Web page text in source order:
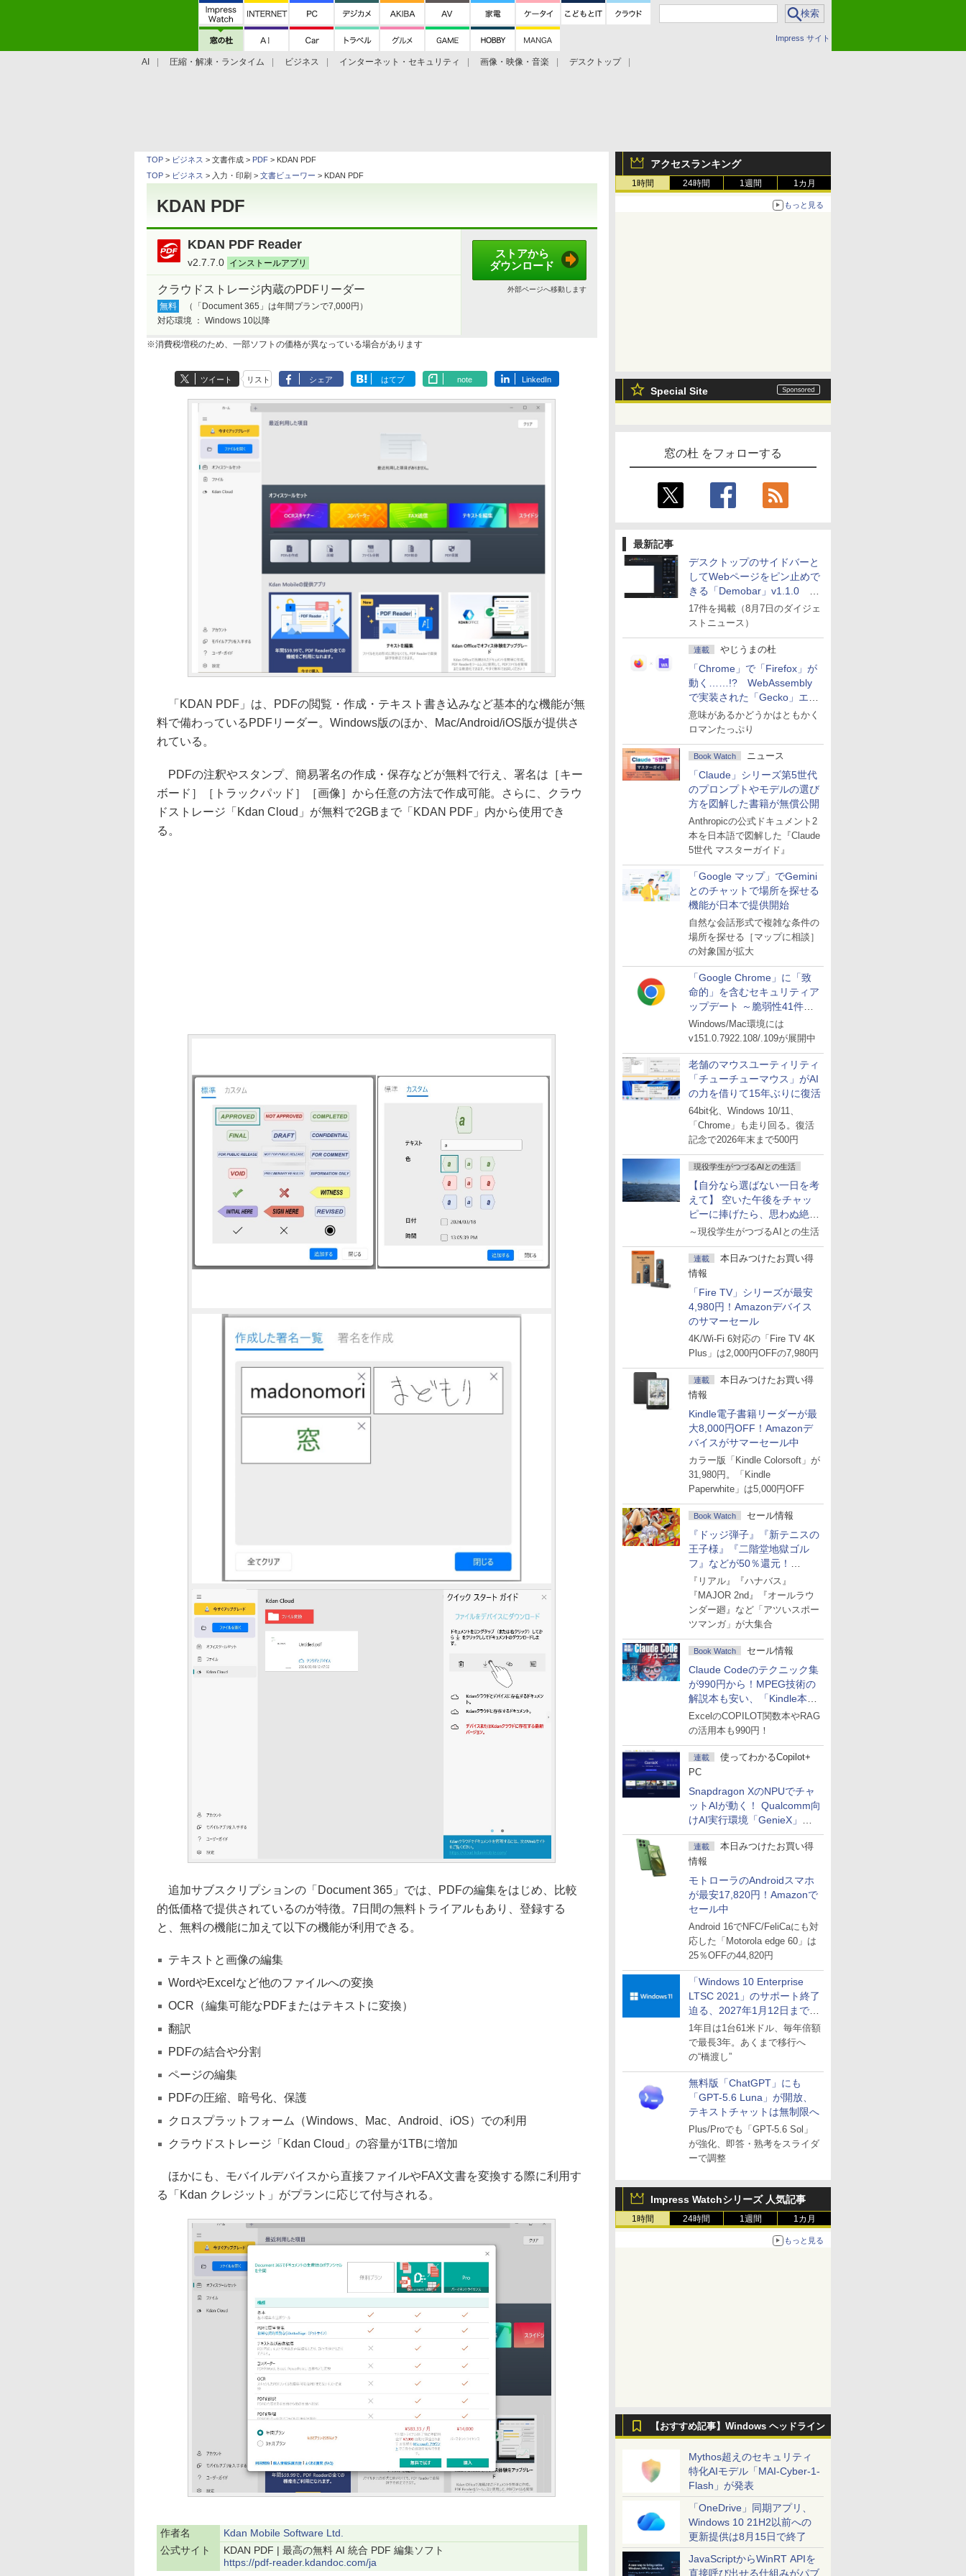
Impress サイト
AI 圧縮・解凍・ランタイム ビジネス インターネット・セキュリティ 画像・映像・音楽
デスクトップ
アクセスランキング
1時間 24時間 1週間 1カ月
もっと見る
Special Site
窓の杜 をフォローする
最新記事
デスクトップのサイドバーと
してWebページをピン止めで
きる「Demobar」v1.1.0 ほ
か
17件を掲載（8月7日のダイジェ
ストニュース）
連載 やじうまの杜
「Chrome」で「Firefox」が
動く……!? WebAssembly
で実装された「Gecko」エン
ジン
意味があるかどうかはともかく
ロマンたっぷり
Book Watch ニュース
「Claude」シリーズ第5世代
のプロンプトやモデルの選び
方を図解した書籍が無償公開
Anthropicの公式ドキュメント2
本を日本語で図解した『Claude
5世代 マスターガイド』
「Google マップ」でGemini
とのチャットで場所を探せる
機能が日本で提供開始
自然な会話形式で複雑な条件の
場所を探せる［マップに相談］
の対象国が拡大
「Google Chrome」に「致
命的」を含むセキュリティア
ップデート ～脆弱性41件に
対処
Windows/Mac環境には
v151.0.7922.108/.109が展開中
老舗のマウスユーティリティ
「チューチューマウス」がAI
の力を借りて15年ぶりに復活
64bit化、Windows 10/11、
「Chrome」も走り回る。復活
記念で2026年末まで500円
現役学生がつづるAIとの生活
【自分なら選ばない一日を考
えて】 空いた午後をチャッ
ピーに捧げたら、思わぬ絶景
に出会った話
～現役学生がつづるAIとの生活
連載
本日みつけたお買い得
情報
「Fire TV」シリーズが最安
4,980円！Amazonデバイス
のサマーセール
4K/Wi-Fi 6対応の「Fire TV 4K
Plus」は2,000円OFFの7,980円
連載
本日みつけたお買い得
情報
Kindle電子書籍リーダーが最
大8,000円OFF！Amazonデ
バイスがサマーセール中
カラー版「Kindle Colorsoft」が
31,980円。「Kindle
Paperwhite」は5,000円OFF
Book Watch セール情報
『ドッジ弾子』『新テニスの
王子様』『二階堂地獄ゴル
フ』などが50％還元！
Amazonマンガ週末セール
『リアル』『ハナバス』
『MAJOR 2nd』『オールラウ
ンダー廻』など「アツいスポー
ツマンガ」が大集合
Book Watch セール情報
Claude Codeのテクニック集
が990円から！MPEG技術の
解説本も安い、「Kindle本サ
マーセール」第2弾開始！
ExcelのCOPILOT関数本やRAG
の活用本も990円！
連載
使ってわかるCopilot+
PC
Snapdragon XのNPUでチャ
ットAIが動く！ Qualcomm向
けAI実行環境「GenieX」を
試してみた
連載
本日みつけたお買い得
情報
モトローラのAndroidスマホ
が最安17,820円！Amazonで
セール中
Android 16でNFC/FeliCaにも対
応した「Motorola edge 60」は
25％OFFの44,820円
「Windows 10 Enterprise
LTSC 2021」のサポート終了
迫る、2027年1月12日まで
～ESUは9月1日から販売
1年目は1台61米ドル、毎年倍額
で最長3年。あくまで移行へ
の“橋渡し”
無料版「ChatGPT」にも
「GPT-5.6 Luna」が開放、
テキストチャットは無制限へ
Plus/Proでも「GPT-5.6 Sol」
が強化、即答・熟考をスライダ
ーで調整
Impress Watchシリーズ 人気記事
1時間 24時間 1週間 1カ月
もっと見る
【おすすめ記事】Windows ヘッドライン
Mythos超えのセキュリティ
特化AIモデル「MAI-Cyber-1-
Flash」が発表
「OneDrive」同期アプリ、
Windows 10 21H2以前への
更新提供は8月15日で終了
JavaScriptからWinRT APIを
直接呼び出せる仕組みがパブ
TOP> ビジネス > 文書作成 > PDF> KDAN PDF
TOP> ビジネス > 入力・印刷 > 文書ビューワー > KDAN PDF
KDAN PDF
KDAN PDF Reader
v2.7.7.0 インストールアプリ
クラウドストレージ内蔵のPDFリーダー
無料
（「Document 365」は年間プランで7,000円）
対応環境 ： Windows 10以降
ストアから
ダウンロード
外部ページへ移動します
※消費税増税のため、一部ソフトの価格が異なっている場合があります
ツイート リスト シェア はてブ note LinkedIn
「KDAN PDF」は、PDFの閲覧・作成・テキスト書き込みなど基本的な機能が無
料で備わっているPDFリーダー。Windows版のほか、Mac/Android/iOS版が提供さ
れている。
PDFの注釈やスタンプ、簡易署名の作成・保存などが無料で行え、署名は［キー
ボード］［トラックパッド］［画像］から任意の方法で作成可能。さらに、クラウ
ドストレージ「Kdan Cloud」が無料で2GBまで「KDAN PDF」内から使用でき
る。
追加サブスクリプションの「Document 365」では、PDFの編集をはじめ、比較
的低価格で提供されているのが特徴。7日間の無料トライアルもあり、登録する
と、無料の機能に加えて以下の機能が利用できる。
テキストと画像の編集
WordやExcelなど他のファイルへの変換
OCR（編集可能なPDFまたはテキストに変換）
翻訳
PDFの結合や分割
ページの編集
PDFの圧縮、暗号化、保護
クロスプラットフォーム（Windows、Mac、Android、iOS）での利用
クラウドストレージ「Kdan Cloud」の容量が1TBに増加
ほかにも、モバイルデバイスから直接ファイルやFAX文書を変換する際に利用す
る「Kdan クレジット」がプランに応じて付与される。
作者名
Kdan Mobile Software Ltd.
公式サイト
KDAN PDF | 最高の無料 AI 統合 PDF 編集ソフト
https://pdf-reader.kdandoc.com/ja